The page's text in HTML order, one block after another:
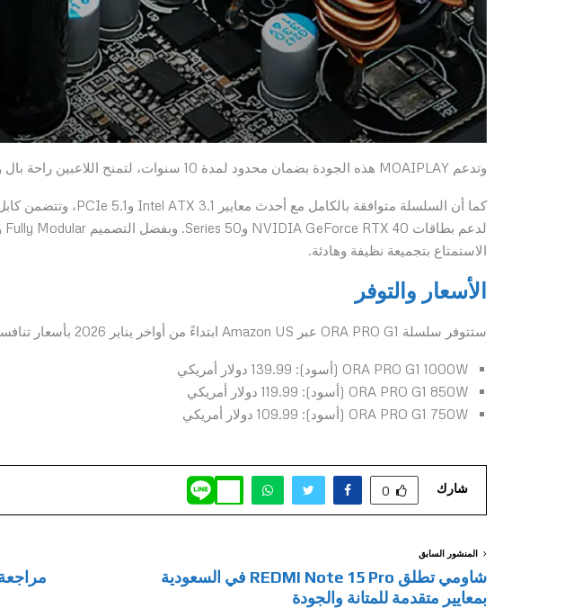
وتدعم MOAIPLAY هذه الجودة بضمان محدود لمدة 10 سنوات، لتمنح اللاعبين راحة بال وثقة تدوم لسنوات طويلة.
الاستمتاع بتجميعة نظيفة وهادئة.
الأسعار والتوفر
ستتوفر سلسلة ORA PRO G1 عبر Amazon US ابتداءً من أواخر يناير 2026 بأسعار تنافسية للغاية:
ORA PRO G1 1000W (أسود): 139.99 دولار أمريكي
ORA PRO G1 850W (أسود): 119.99 دولار أمريكي
ORA PRO G1 750W (أسود): 109.99 دولار أمريكي
شارك 0
المنشور السابق
شاومي تطلق REDMI Note 15 Pro في السعودية
بمعايير متقدمة للمتانة والجودة